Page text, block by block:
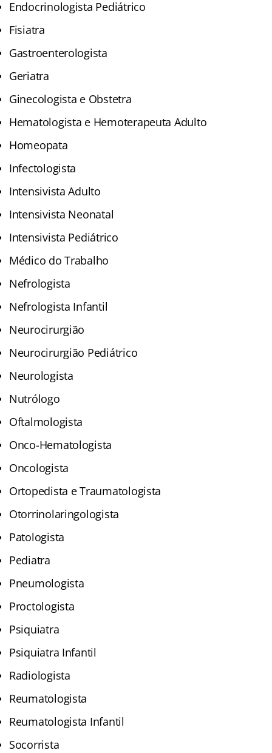
Endocrinologista Pediátrico
Fisiatra
Gastroenterologista
Geriatra
Ginecologista e Obstetra
Hematologista e Hemoterapeuta Adulto
Homeopata
Infectologista
Intensivista Adulto
Intensivista Neonatal
Intensivista Pediátrico
Médico do Trabalho
Nefrologista
Nefrologista Infantil
Neurocirurgião
Neurocirurgião Pediátrico
Neurologista
Nutrólogo
Oftalmologista
Onco-Hematologista
Oncologista
Ortopedista e Traumatologista
Otorrinolaringologista
Patologista
Pediatra
Pneumologista
Proctologista
Psiquiatra
Psiquiatra Infantil
Radiologista
Reumatologista
Reumatologista Infantil
Socorrista